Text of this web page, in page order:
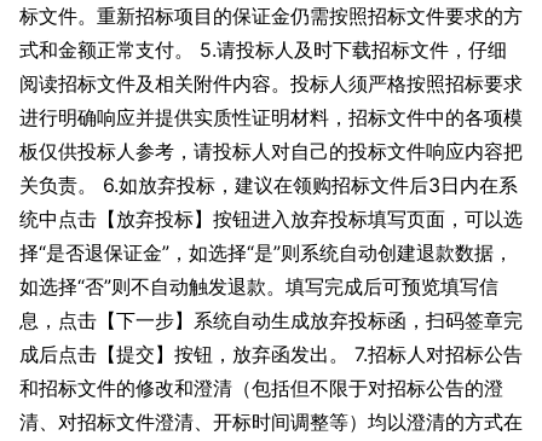
标文件。重新招标项目的保证金仍需按照招标文件要求的方
式和金额正常支付。 5.请投标人及时下载招标文件，仔细
阅读招标文件及相关附件内容。投标人须严格按照招标要求
进行明确响应并提供实质性证明材料，招标文件中的各项模
板仅供投标人参考，请投标人对自己的投标文件响应内容把
关负责。 6.如放弃投标，建议在领购招标文件后3日内在系
统中点击【放弃投标】按钮进入放弃投标填写页面，可以选
择“是否退保证金”，如选择“是”则系统自动创建退款数据，
如选择“否”则不自动触发退款。填写完成后可预览填写信
息，点击【下一步】系统自动生成放弃投标函，扫码签章完
成后点击【提交】按钮，放弃函发出。 7.招标人对招标公告
和招标文件的修改和澄清（包括但不限于对招标公告的澄
清、对招标文件澄清、开标时间调整等）均以澄清的方式在